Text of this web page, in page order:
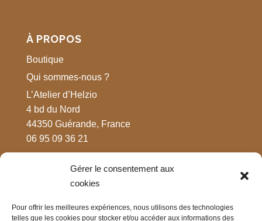
Gérer le consentement aux
cookies
Pour offrir les meilleures expériences, nous utilisons des technologies
telles que les cookies pour stocker et/ou accéder aux informations des
À PROPOS
Boutique
Qui sommes-nous ?
L’Atelier d’Helzio
4 bd du Nord
44350 Guérande, France
06 95 09 36 21
MENTIONS LÉGALES
Mentions légales